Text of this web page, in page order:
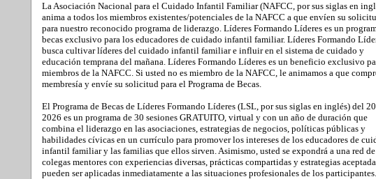
La Asociación Nacional para el Cuidado Infantil Familiar (NAFCC, por sus siglas en
anima a todos los miembros existentes/potenciales de la NAFCC a que envíen su
para nuestro reconocido programa de liderazgo. Líderes Formando Líderes es un
becas exclusivo para los educadores de cuidado infantil familiar. Líderes Formando
busca cultivar líderes del cuidado infantil familiar e influir en el sistema de cuidado y
educación temprana del mañana. Líderes Formando Líderes es un beneficio exclusivo
miembros de la NAFCC. Si usted no es miembro de la NAFCC, le animamos a que
membresía y envíe su solicitud para el Programa de Becas.
El Programa de Becas de Líderes Formando Líderes (LSL, por sus siglas en inglés) del
2026 es un programa de 30 sesiones GRATUITO, virtual y con un año de duración que
combina el liderazgo en las asociaciones, estrategias de negocios, políticas públicas y
habilidades cívicas en un currículo para promover los intereses de los educadores de
infantil familiar y las familias que ellos sirven. Asimismo, usted se expondrá a una red de
colegas mentores con experiencias diversas, prácticas compartidas y estrategias
pueden ser aplicadas inmediatamente a las situaciones profesionales de los participantes.